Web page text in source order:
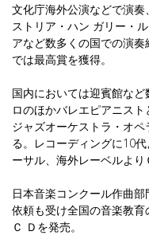
文化庁海外公演などで演
ストリア・ハン ガリー・
アなど数多くの国での演
では最高賞を獲得。
国内においては迎賓館な
ロのほかバレエピアニス
ジャズオーケストラ・オ
る。レコーディングに10
ーサル、海外レーベルよ
日本音楽コンクール作曲
依頼も受け全国の音楽教
Ｃ Ｄを発売。